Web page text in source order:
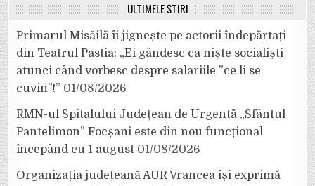
ULTIMELE ȘTIRI
Primarul Misăilă îi jignește pe actorii îndepărtați
din Teatrul Pastia: „Ei gândesc ca niște socialiști
atunci când vorbesc despre salariile ”ce li se
cuvin”!” 01/08/2026
RMN-ul Spitalului Județean de Urgență „Sfântul
Pantelimon” Focșani este din nou funcțional
începând cu 1 august 01/08/2026
Organizația județeană AUR Vrancea își exprimă